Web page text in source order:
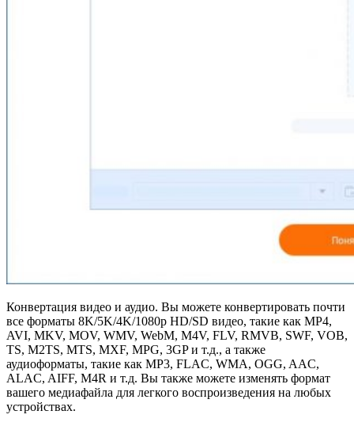
Конвертация видео и аудио. Вы можете конвертировать почти
все форматы 8K/5K/4K/1080p HD/SD видео, такие как MP4,
AVI, MKV, MOV, WMV, WebM, M4V, FLV, RMVB, SWF, VOB,
TS, M2TS, MTS, MXF, MPG, 3GP и т.д., а также
аудиоформаты, такие как MP3, FLAC, WMA, OGG, AAC,
ALAC, AIFF, M4R и т.д. Вы также можете изменять формат
вашего медиафайла для легкого воспроизведения на любых
устройствах.